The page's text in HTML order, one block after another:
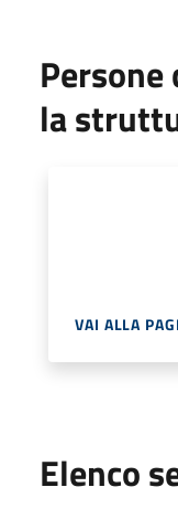
Persone
la
VAI ALLA
Elenco